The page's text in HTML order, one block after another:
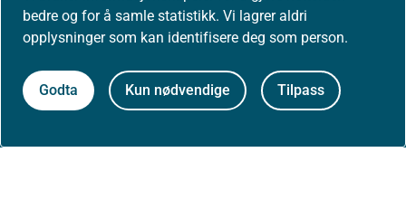
bedre og for å samle statistikk. Vi lagrer aldri
opplysninger som kan identifisere deg som person.
Godta Kun nødvendige Tilpass
Jobbe hos oss
Kontakt oss